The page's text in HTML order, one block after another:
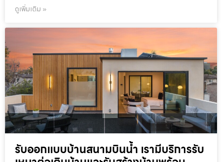
ดูเพิ่มเติม »
รับออกแบบบ้านสนามบินน้ำ เรามีบริการรับ